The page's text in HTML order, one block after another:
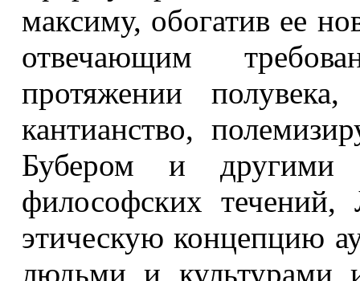
максиму, обогатив ее
отвечающим
протяжении
кантианство,
Бубером и другими
философских течений,
этическую концепцию
людьми и культурами